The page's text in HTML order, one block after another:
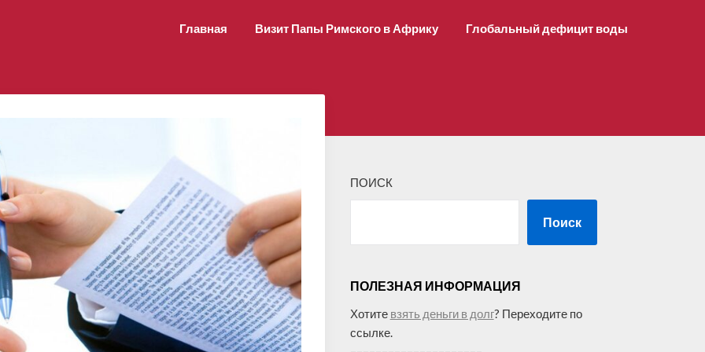
Главная Визит Папы Римского в Африку Глобальный дефицит воды
ПОИСК
Поиск
ПОЛЕЗНАЯ ИНФОРМАЦИЯ
Хотите взять деньги в долг? Переходите по
ссылке.